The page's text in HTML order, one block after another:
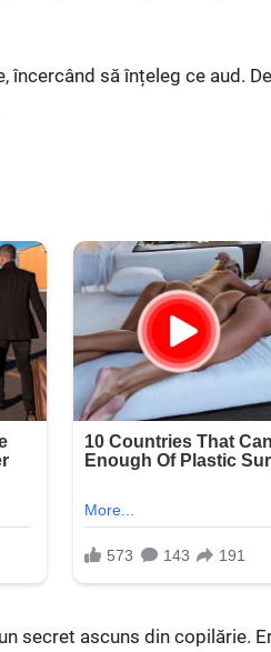
să înțeleg ce aud.
secret ascuns din copilărie.